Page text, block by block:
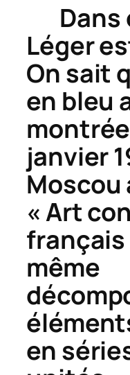
Dans
Léger
On sait
en bleu
janvier
Moscou
« Art
français
même
en